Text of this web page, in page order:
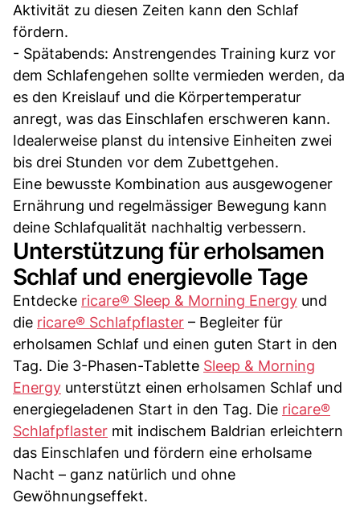
Aktivität zu diesen Zeiten kann den Schlaf
fördern.
- Spätabends: Anstrengendes Training kurz vor
dem Schlafengehen sollte vermieden werden, da
es den Kreislauf und die Körpertemperatur
anregt, was das Einschlafen erschweren kann.
Idealerweise planst du intensive Einheiten zwei
bis drei Stunden vor dem Zubettgehen.
Eine bewusste Kombination aus ausgewogener
Ernährung und regelmässiger Bewegung kann
deine Schlafqualität nachhaltig verbessern.
Unterstützung für erholsamen
Schlaf und energievolle Tage
Entdecke ricare® Sleep & Morning Energy und
die ricare® Schlafpflaster – Begleiter für
erholsamen Schlaf und einen guten Start in den
Tag. Die 3-Phasen-Tablette Sleep & Morning
Energy unterstützt einen erholsamen Schlaf und
energiegeladenen Start in den Tag. Die ricare®
Schlafpflaster mit indischem Baldrian erleichtern
das Einschlafen und fördern eine erholsame
Nacht – ganz natürlich und ohne
Gewöhnungseffekt.